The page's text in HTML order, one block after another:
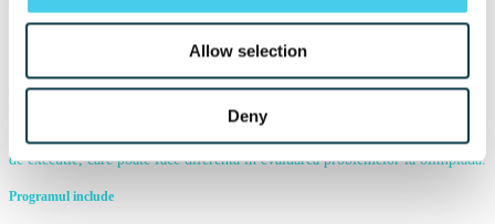
Allow selection
Deny
Informatică – STL
(Standard Template Library). Se adreseaza copiilor care au cunostinte
avansate de programare si doresc sa faca un pas inainte in directia modului
in care programeaza profesionistii. STL poate fi folosit si la olimpiada de
informatica, avand avantajul usurintei utilizarii dar si al unui timp mai bun
de executie, care poate face diferenta in evaluarea problemelor la olimpiada.
Programul include